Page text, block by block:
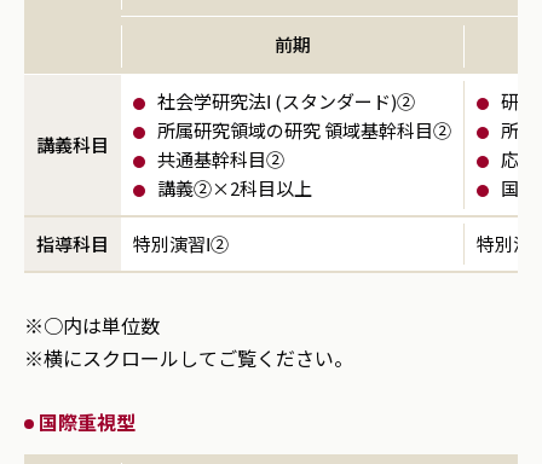
前期
講義科目
社会学研究法Ⅰ (スタンダード)②
所属研究領域の研究 領域基幹科目②
共通基幹科目②
講義②×2科目以上
研
所
応
国
指導科目 特別演習Ⅰ② 特別演
※○内は単位数
※横にスクロールしてご覧ください。
国際重視型